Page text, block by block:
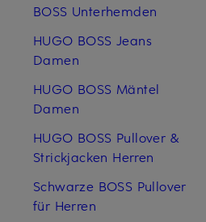
BOSS Unterhemden
HUGO BOSS Jeans
Damen
HUGO BOSS Mäntel
Damen
HUGO BOSS Pullover &
Strickjacken Herren
Schwarze BOSS Pullover
für Herren